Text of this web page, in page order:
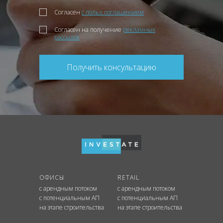
Согласен с польз. соглашением
Согласен на получение рекламных
рассылок
Получить консультацию
ОФИСЫ
с арендным потоком
с потенциальным АП
на этапе строительства
RETAIL
с арендным потоком
с потенциальным АП
на этапе строительства